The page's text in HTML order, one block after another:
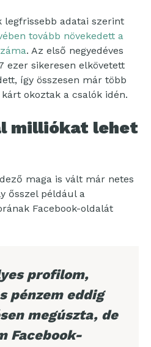
legfrissebb adatai szerint
tovább növekedett a
. Az első negyedéves
ezer sikeresen elkövetett
így összesen már több
okoztak a csalók idén.
milliókat lehet
maga is vált már netes
ősszel például a
Facebook-oldalát
profilom,
pénzem eddig
megúszta, de
Facebook-